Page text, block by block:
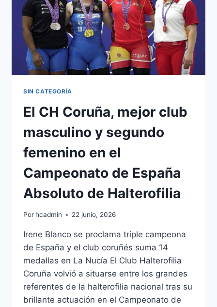
SIN CATEGORÍA
El CH Coruña, mejor club
masculino y segundo
femenino en el
Campeonato de España
Absoluto de Halterofilia
Por hcadmin 22 junio, 2026
Irene Blanco se proclama triple campeona
de España y el club coruñés suma 14
medallas en La Nucía El Club Halterofilia
Coruña volvió a situarse entre los grandes
referentes de la halterofilia nacional tras su
brillante actuación en el Campeonato de